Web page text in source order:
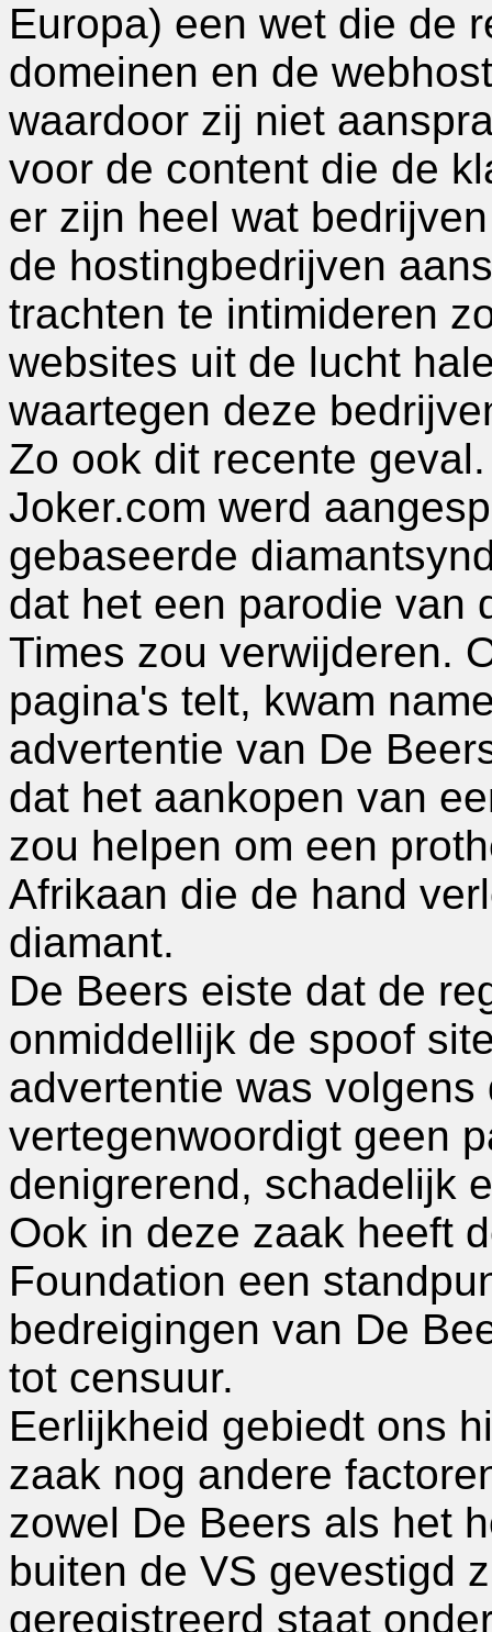
Europa) een wet die de
domeinen en de
waardoor zij niet
voor de content die de
er zijn heel wat
de hostingbedrijven
trachten te intimideren
websites uit de lucht
waartegen deze
Zo ook dit recente
Joker.com werd
gebaseerde
dat het een parodie van
Times zou verwijderen.
pagina's telt, kwam
advertentie van De
dat het aankopen van
zou helpen om een
Afrikaan die de hand
diamant.
De Beers eiste dat de
onmiddellijk de spoof
advertentie was
vertegenwoordigt geen
denigrerend, schadelijk
Ook in deze zaak heeft
Foundation een
bedreigingen van De
tot censuur.
Eerlijkheid gebiedt ons
zaak nog andere
zowel De Beers als het
buiten de VS gevestigd
geregistreerd staat